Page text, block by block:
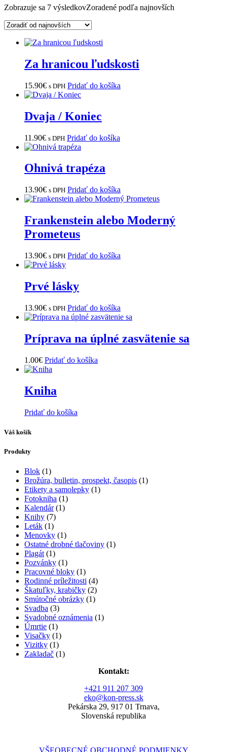
Zobrazuje sa 7 výsledkovZoradené podľa najnovších
Za hranicou ľudskosti
15.90€ s DPH Pridať do košíka
Dvaja / Koniec
11.90€ s DPH Pridať do košíka
Ohnivá trapéza
13.90€ s DPH Pridať do košíka
Frankenstein alebo Moderný
Prometeus
13.90€ s DPH Pridať do košíka
Prvé lásky
13.90€ s DPH Pridať do košíka
Príprava na úplné zasvätenie sa
1.00€ Pridať do košíka
Kniha
Pridať do košíka
Váš košík
Produkty
Blok (1)
Brožúra, bulletin, prospekt, časopis (1)
Etikety a samolepky (1)
Fotokniha (1)
Kalendár (1)
Knihy (7)
Leták (1)
Menovky (1)
Ostatné drobné tlačoviny (1)
Plagát (1)
Pozvánky (1)
Pracovné bloky (1)
Rodinné príležitosti (4)
Škatuľky, krabičky (2)
Smútočné obrázky (1)
Svadba (3)
Svadobné oznámenia (1)
Úmrtie (1)
Visačky (1)
Vizitky (1)
Zakladač (1)
Kontakt:
+421 911 207 309
eko@kon-press.sk
Pekárska 29, 917 01 Trnava,
Slovenská republika
VŠEOBECNÉ OBCHODNÉ PODMIENKY